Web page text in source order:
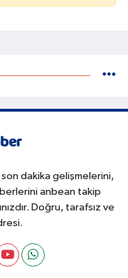
dakika gelişmelerini,
anbean takip
Doğru, tarafsız ve